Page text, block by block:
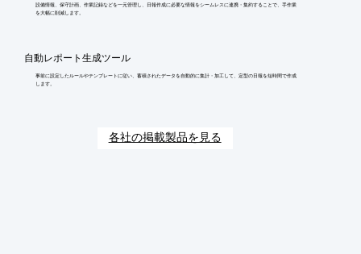
設備情報、保守計画、作業記録などを一元管理し、日報作成に必要な情報をシームレスに連携・集約することで、手作業
を大幅に削減します。
自動レポート生成ツール
事前に設定したルールやテンプレートに従い、蓄積されたデータを自動的に集計・加工して、定型の日報を短時間で作成
します。
各社の掲載製品を見る